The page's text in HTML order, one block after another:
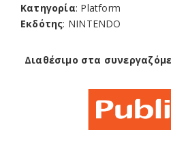
Κατηγορία: Platform
Εκδότης: NINTENDO
Διαθέσιμο στα